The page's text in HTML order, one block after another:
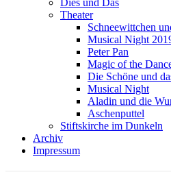
Theater
Schneewittchen
Musical Night
Peter Pan
Magic of the
Die Schöne und
Musical Night
Aladin und die
Aschenputtel
Stiftskirche im Dunkeln
Archiv
Impressum